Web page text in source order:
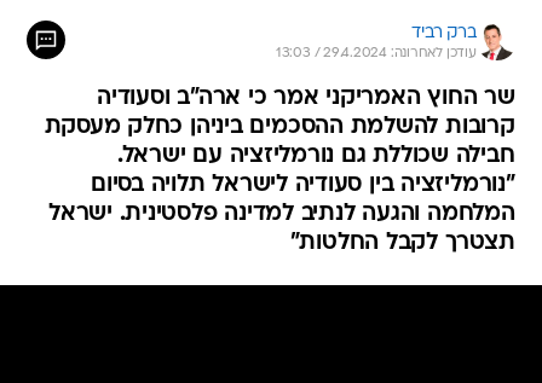
ברק רביד
עודכן לאחרונה: 29.4.2024 / 13:03
שר החוץ האמריקני אמר כי ארה"ב וסעודיה
קרובות להשלמת ההסכמים ביניהן כחלק מעסקת
חבילה שכוללת גם נורמליזציה עם ישראל.
"נורמליזציה בין סעודיה לישראל תלויה בסיום
המלחמה והגעה לנתיב למדינה פלסטינית. ישראל
תצטרך לקבל החלטות"